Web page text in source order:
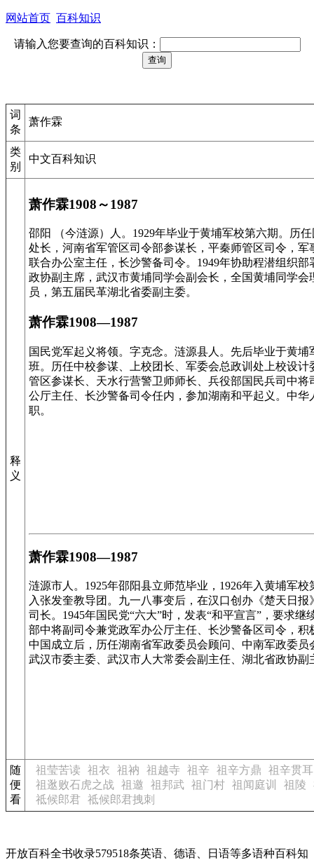
网站首页 百科知识
请输入您要查询的百科知识：
词
条
萧作霖
类
别
中文百科知识
释
义
萧作霖1908～1987
邵阳 （今涟源）人。1929年毕业于黄埔军校第六期。历
处长，河南省军管区司令部参谋长，平秦师管区司令，
联合办公室主任，长沙警备司令。1949年协助程潜组织
政协副主席，武汉市黄埔同学会副会长，全国黄埔同学
员，第五届民革湖北省委副主委。
萧作霖1908—1987
国民党军起义将领。字克念。涟源县人。先后毕业于黄
班。历任中校参谋、上校团长、军委会总政训处上校设
管区参谋长、天水行营警卫师师长、兵役部国民兵司中
公厅主任、长沙警备司令任内，参加湖南和平起义。中
职。
萧作霖1908—1987
涟源市人。1925年邵阳县立师范毕业，1926年入黄埔军
入张发奎教导团。九一八事变后，在汉口创办《楚天日
司长。1945年国民党“六大”时，发表“和平宣言”，要求
部中将副司令兼党政军办公厅主任、长沙警备区司令，
中国成立后，历任湖南省军政委员会顾问、中南军政委
武汉市委主委、武汉市人大常委会副主任、湖北省政协副
随
便
看
祖莹苦读 祖衣 祖衲 祖越寺 祖辛 祖辛方鼎
祖辛贯
祖逖败石虎之战 祖邀 祖邦武 祖门村 祖闻庭训 祖陵
祗候郎君
祗候郎君拽刺
开放百科全书收录579518条英语、德语、日语等多语种百科知